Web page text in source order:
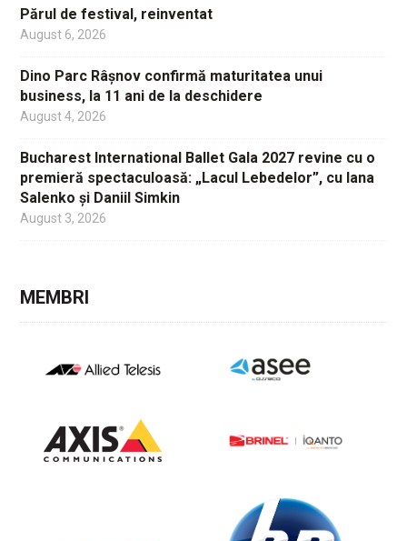
Părul de festival, reinventat
August 6, 2026
Dino Parc Râșnov confirmă maturitatea unui
business, la 11 ani de la deschidere
August 4, 2026
Bucharest International Ballet Gala 2027 revine cu o
premieră spectaculoasă: „Lacul Lebedelor”, cu Iana
Salenko și Daniil Simkin
August 3, 2026
MEMBRI